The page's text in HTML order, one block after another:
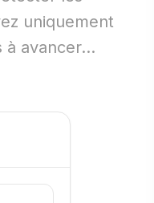
uniquement
avancer...